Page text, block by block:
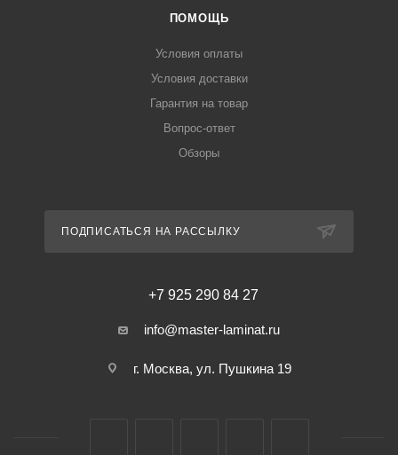
ПОМОЩЬ
Условия оплаты
Условия доставки
Гарантия на товар
Вопрос-ответ
Обзоры
ПОДПИСАТЬСЯ НА РАССЫЛКУ
+7 925 290 84 27
info@master-laminat.ru
г. Москва, ул. Пушкина 19